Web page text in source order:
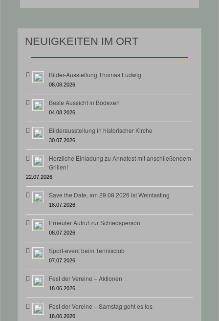
NEUIGKEITEN IM ORT
Bilder-Ausstellung Thomas Ludwig
08.08.2026
Beste Aussicht in Bödexen
04.08.2026
Bilderausstellung in historischer Kirche
30.07.2026
Herzliche Einladung zu Annafest mit anschließendem
Grillen!
22.07.2026
Save the Date, am 29.08.2026 ist Weintasting
18.07.2026
Erneuter Aufruf zur Schiedsperson
08.07.2026
Sport-event beim Tennisclub
07.07.2026
Fest der Vereine – Aktionen
18.06.2026
Fest der Vereine – Samstag geht es los
18.06.2026